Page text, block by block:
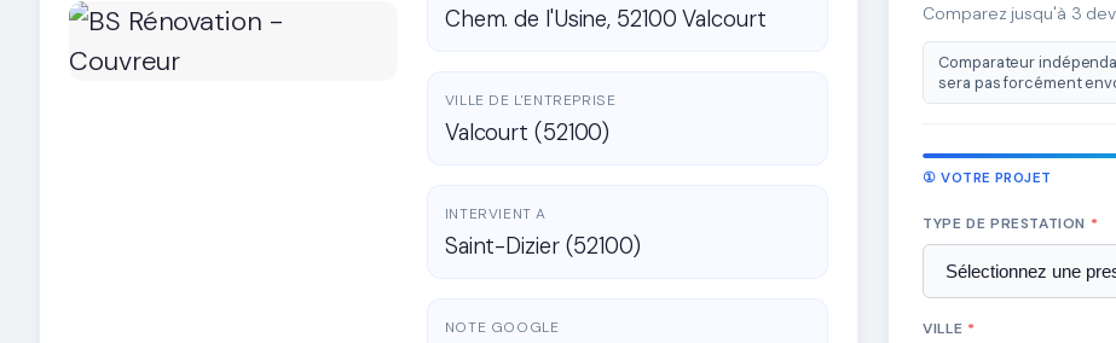
Chem. de l'Usine, 52100 Valcourt
VILLE DE L'ENTREPRISE
Valcourt (52100)
INTERVIENT A
Saint-Dizier (52100)
NOTE GOOGLE
Comparez jusqu'à 3
Comparateur
sera pas forcément
① VOTRE PROJET
TYPE DE PRESTATION *
VILLE *